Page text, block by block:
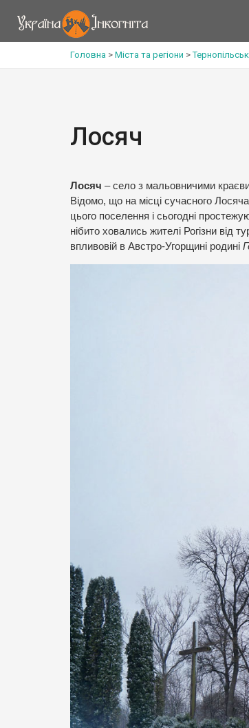
Головна > Міста та регіони >
Лосяч
Лосяч – село з мальовничими
Відомо, що на місці сучасного
цього поселення і сьогодні
нібито ховались жителі Рогізни від
впливовій в Австро-Угорщині родині